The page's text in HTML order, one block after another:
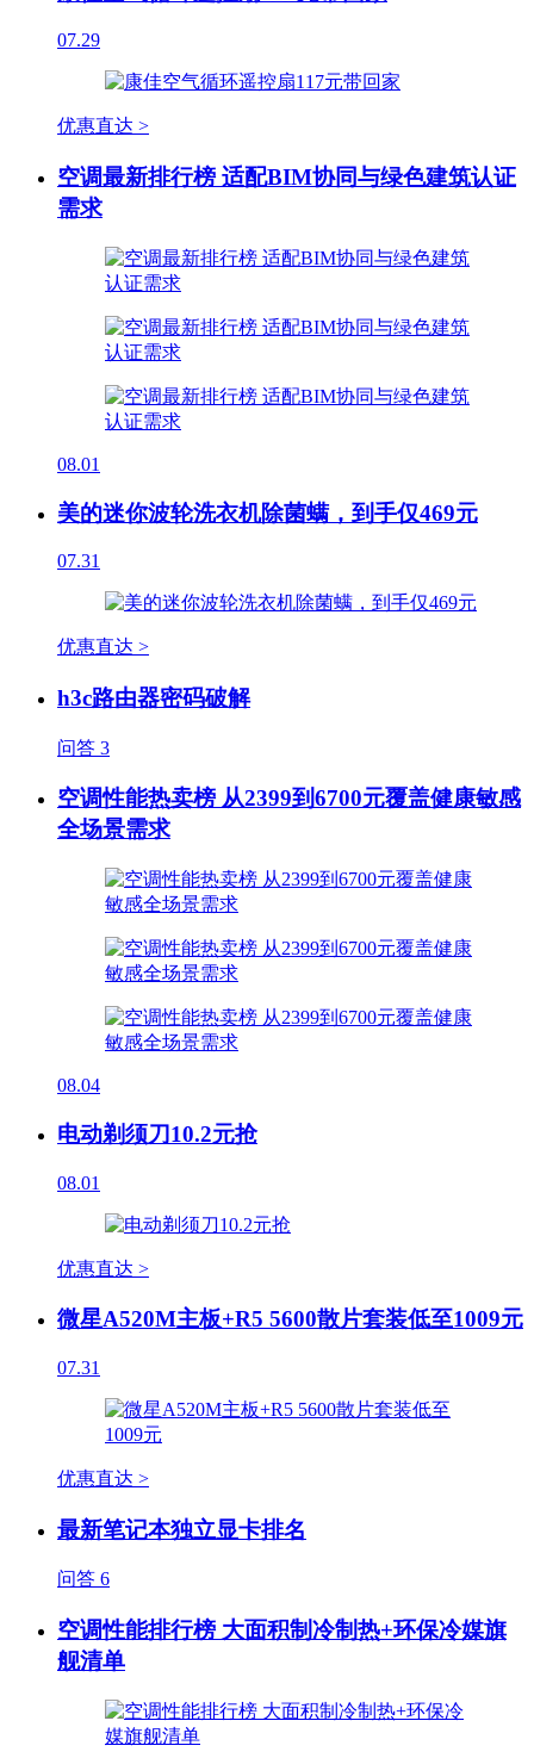
07.29
优惠直达 >
空调最新排行榜 适配BIM协同与绿色建筑认证
需求
08.01
美的迷你波轮洗衣机除菌螨，到手仅469元
07.31
优惠直达 >
h3c路由器密码破解
问答 3
空调性能热卖榜 从2399到6700元覆盖健康敏感
全场景需求
08.04
电动剃须刀10.2元抢
08.01
优惠直达 >
微星A520M主板+R5 5600散片套装低至1009元
07.31
优惠直达 >
最新笔记本独立显卡排名
问答 6
空调性能排行榜 大面积制冷制热+环保冷媒旗
舰清单